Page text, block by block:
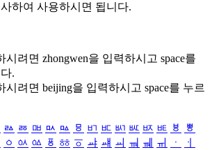
하여 사용하시면 됩니다.
시려면 zhongwen을 입력하시고 space를
.
시려면 beijing을 입력하시고 space를 누르
ㅬ ㅭ ㅮ ㅯ ㅰ ㅱ ㅲ ㅳ ㅴ ㅵ ㅶ ㅷ ㅸ
ㅹ
ㆁ ㆂ ㆃ ㆄ ㆅ ㆆ ㆇ ㆈ ㆉ ㆊ ㆋ ㆌ ㆍ
ㆎ